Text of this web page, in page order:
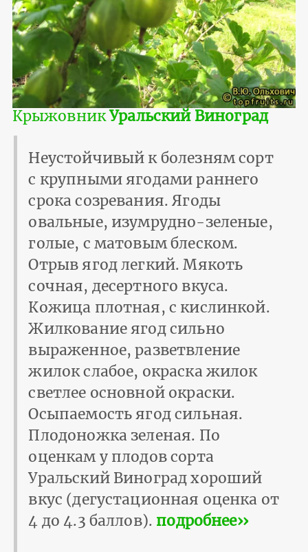
КрыжовникУральский Виноград
Неустойчивый к болезням сорт
с крупными ягодами раннего
срока созревания. Ягоды
овальные, изумрудно-зеленые,
голые, с матовым блеском.
Отрыв ягод легкий. Мякоть
сочная, десертного вкуса.
Кожица плотная, с кислинкой.
Жилкование ягод сильно
выраженное, разветвление
жилок слабое, окраска жилок
светлее основной окраски.
Осыпаемость ягод сильная.
Плодоножка зеленая. По
оценкам у плодов сорта
Уральский Виноград хороший
вкус (дегустационная оценка от
4 до 4.3 баллов). подробнее››